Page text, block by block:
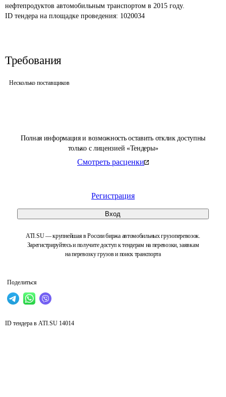
Полная информация и возможность оставить отклик доступны
только с лицензией «Тендеры»
Смотреть расценки
Регистрация
Вход
ATI.SU — крупнейшая в России биржа автомобильных грузоперевозок.
Зарегистрируйтесь и получите доступ к тендерам на перевозки, заявкам
на перевозку грузов и поиск транспорта
Поделиться
нефтепродуктов автомобильным транспортом в 2015 году.
ID тендера на площадке проведения: 1020034
Требования
Несколько поставщиков
ID тендера в ATI.SU 14014